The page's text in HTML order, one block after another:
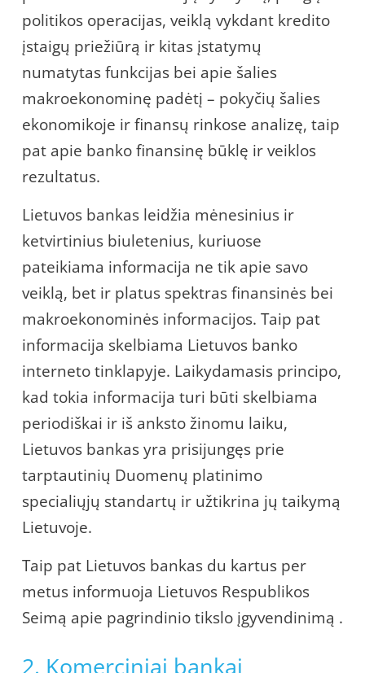
politikos operacijas, veiklą vykdant kredito
įstaigų priežiūrą ir kitas įstatymų
numatytas funkcijas bei apie šalies
makroekonominę padėtį – pokyčių šalies
ekonomikoje ir finansų rinkose analizę, taip
pat apie banko finansinę būklę ir veiklos
rezultatus.
Lietuvos bankas leidžia mėnesinius ir
ketvirtinius biuletenius, kuriuose
pateikiama informacija ne tik apie savo
veiklą, bet ir platus spektras finansinės bei
makroekonominės informacijos. Taip pat
informacija skelbiama Lietuvos banko
interneto tinklapyje. Laikydamasis principo,
kad tokia informacija turi būti skelbiama
periodiškai ir iš anksto žinomu laiku,
Lietuvos bankas yra prisijungęs prie
tarptautinių Duomenų platinimo
specialiųjų standartų ir užtikrina jų taikymą
Lietuvoje.
Taip pat Lietuvos bankas du kartus per
metus informuoja Lietuvos Respublikos
Seimą apie pagrindinio tikslo įgyvendinimą .
2. Komerciniai bankai